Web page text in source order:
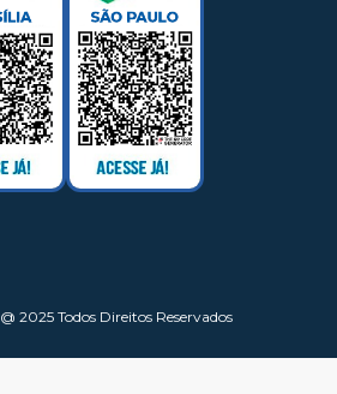
@ 2025 Todos Direitos Reservados